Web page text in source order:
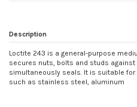
Description
Loctite 243 is a general-purpose
secures nuts, bolts and studs
simultaneously seals. It is suitable
such as stainless steel, aluminum